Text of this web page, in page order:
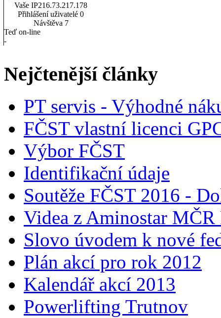
Vaše IP216.73.217.178
Přihlášení uživatelé 0
Návštěva 7
Teď on-line
-
Nejčtenější články
PT servis - Výhodné
FČST vlastní licenci
Výbor FČST
Identifikační údaje
Soutěže FČST 2016 -
Videa z Aminostar MČR
Slovo úvodem k nové
Plán akcí pro rok 2012
Kalendář akcí 2013
Powerlifting Trutnov